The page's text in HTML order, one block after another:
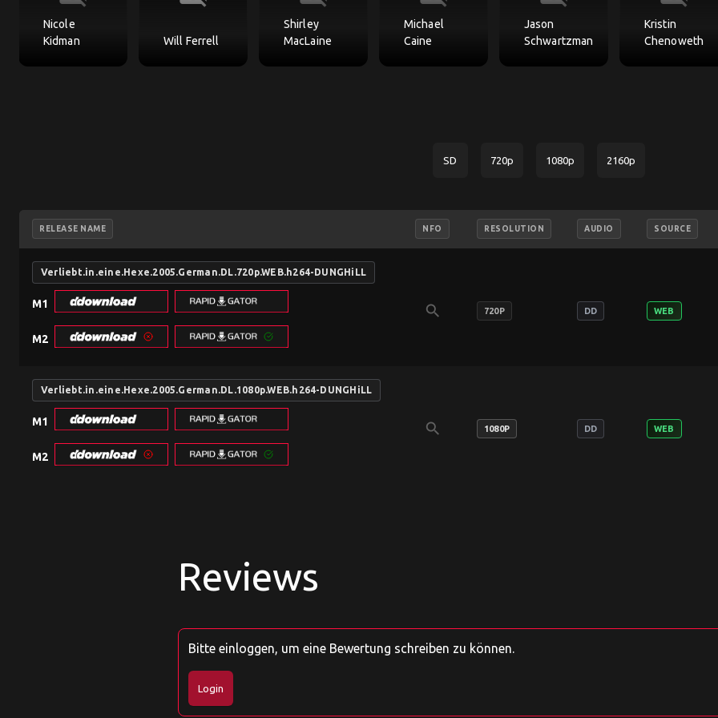
Nicole
Kidman
Will Ferrell
Shirley
MacLaine
Michael
Caine
Jason
Schwartzman
Kristin
Chenoweth
SD 720p 1080p 2160p
RELEASE NAME NFO RESOLUTION AUDIO SOURCE
Verliebt.in.eine.Hexe.2005.German.DL.720p.WEB.h264-DUNGHiLL
M1
M2
search 720P DD WEB
Verliebt.in.eine.Hexe.2005.German.DL.1080p.WEB.h264-DUNGHiLL
M1
M2
search 1080P DD WEB
Reviews
Bitte einloggen, um eine Bewertung schreiben zu können.
Login